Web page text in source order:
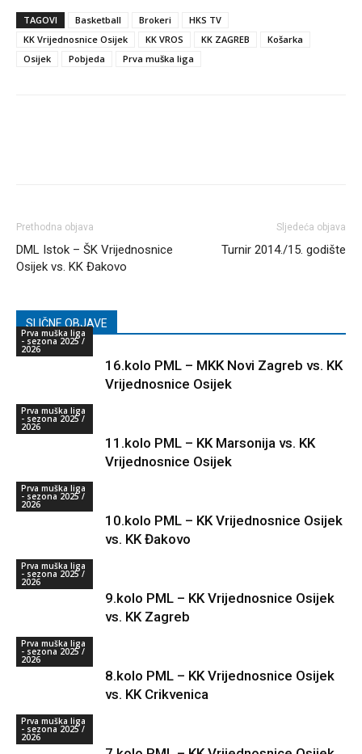
TAGOVI Basketball Brokeri
HKS TV
KK Vrijednosnice Osijek
KK VROS KK ZAGREB
Košarka
Osijek
Pobjeda Prva muška liga
Prethodna objava
DML Istok – ŠK Vrijednosnice
Osijek vs. KK Đakovo
Sljedeća objava
Turnir 2014./15. godište
SLIČNE OBJAVE
Prva muška liga
- sezona 2025 /
2026
16.kolo PML – MKK Novi Zagreb vs. KK
Vrijednosnice Osijek
Prva muška liga
- sezona 2025 /
2026
11.kolo PML – KK Marsonija vs. KK
Vrijednosnice Osijek
Prva muška liga
- sezona 2025 /
2026
10.kolo PML – KK Vrijednosnice Osijek
vs. KK Đakovo
Prva muška liga
- sezona 2025 /
2026
9.kolo PML – KK Vrijednosnice Osijek
vs. KK Zagreb
Prva muška liga
- sezona 2025 /
2026
8.kolo PML – KK Vrijednosnice Osijek
vs. KK Crikvenica
Prva muška liga
- sezona 2025 /
2026